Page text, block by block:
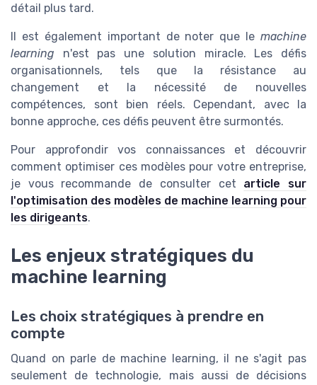
détail plus tard.
Il est également important de noter que le machine
learning n'est pas une solution miracle. Les défis
organisationnels, tels que la résistance au
changement et la nécessité de nouvelles
compétences, sont bien réels. Cependant, avec la
bonne approche, ces défis peuvent être surmontés.
Pour approfondir vos connaissances et découvrir
comment optimiser ces modèles pour votre entreprise,
je vous recommande de consulter cet article sur
l'optimisation des modèles de machine learning pour
les dirigeants.
Les enjeux stratégiques du
machine learning
Les choix stratégiques à prendre en
compte
Quand on parle de machine learning, il ne s'agit pas
seulement de technologie, mais aussi de décisions